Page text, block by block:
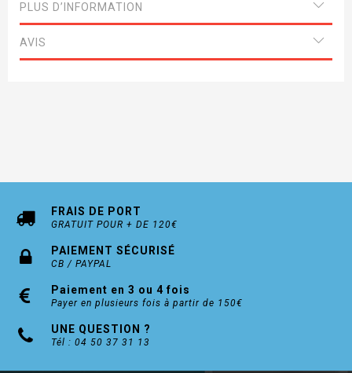
PLUS D’INFORMATION
AVIS
FRAIS DE PORT
GRATUIT POUR + DE 120€
PAIEMENT SÉCURISÉ
CB / PAYPAL
Paiement en 3 ou 4 fois
Payer en plusieurs fois à partir de 150€
UNE QUESTION ?
Tél : 04 50 37 31 13